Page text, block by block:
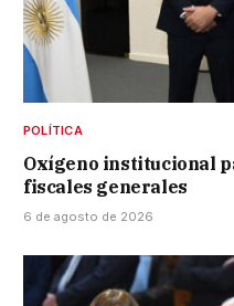
POLÍTICA
Oxígeno institucional
fiscales generales
6 de agosto de 2026